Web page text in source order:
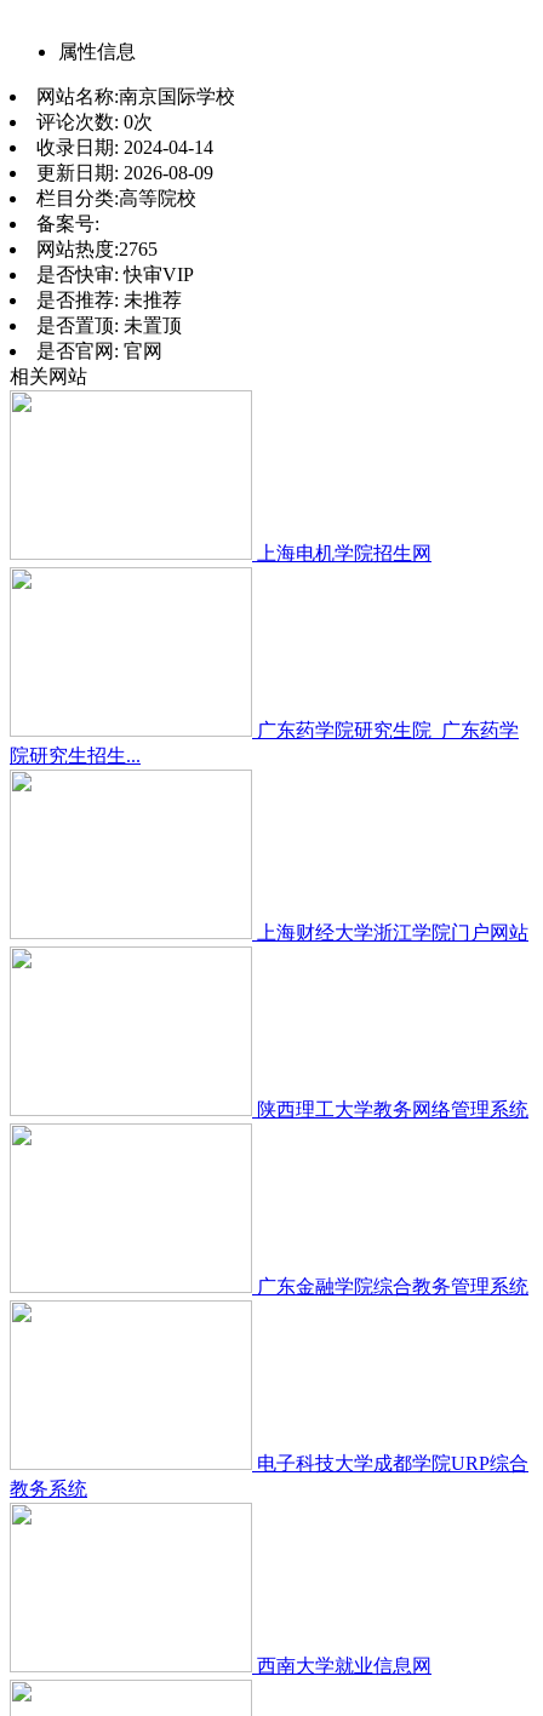
属性信息
网站名称:南京国际学校
评论次数: 0次
收录日期: 2024-04-14
更新日期: 2026-08-09
栏目分类:高等院校
备案号:
网站热度:2765
是否快审: 快审VIP
是否推荐: 未推荐
是否置顶: 未置顶
是否官网: 官网
相关网站
上海电机学院招生网
广东药学院研究生院_广东药学
院研究生招生...
上海财经大学浙江学院门户网站
陕西理工大学教务网络管理系统
广东金融学院综合教务管理系统
电子科技大学成都学院URP综合
教务系统
西南大学就业信息网